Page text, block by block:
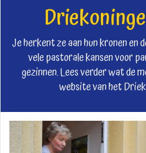
Je herkent ze aan hun kronen en
vele pastorale kansen voor
gezinnen. Lees verder wat de
website van het